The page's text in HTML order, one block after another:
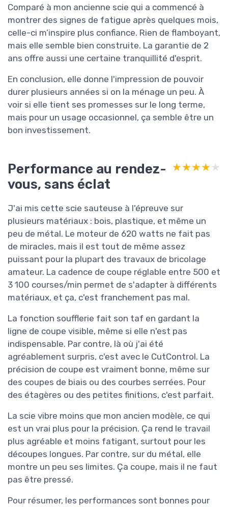
Comparé à mon ancienne scie qui a commencé à
montrer des signes de fatigue après quelques mois,
celle-ci m’inspire plus confiance. Rien de flamboyant,
mais elle semble bien construite. La garantie de 2
ans offre aussi une certaine tranquillité d'esprit.
En conclusion, elle donne l'impression de pouvoir
durer plusieurs années si on la ménage un peu. À
voir si elle tient ses promesses sur le long terme,
mais pour un usage occasionnel, ça semble être un
bon investissement.
Performance au rendez-
vous, sans éclat
★★★★★
★★★★★
J'ai mis cette scie sauteuse à l'épreuve sur
plusieurs matériaux : bois, plastique, et même un
peu de métal. Le moteur de 620 watts ne fait pas
de miracles, mais il est tout de même assez
puissant pour la plupart des travaux de bricolage
amateur. La cadence de coupe réglable entre 500 et
3 100 courses/min permet de s'adapter à différents
matériaux, et ça, c'est franchement pas mal.
La fonction soufflerie fait son taf en gardant la
ligne de coupe visible, même si elle n'est pas
indispensable. Par contre, là où j'ai été
agréablement surpris, c'est avec le CutControl. La
précision de coupe est vraiment bonne, même sur
des coupes de biais ou des courbes serrées. Pour
des étagères ou des petites finitions, c'est parfait.
La scie vibre moins que mon ancien modèle, ce qui
est un vrai plus pour la précision. Ça rend le travail
plus agréable et moins fatigant, surtout pour les
découpes longues. Par contre, sur du métal, elle
montre un peu ses limites. Ça coupe, mais il ne faut
pas être pressé.
Pour résumer, les performances sont bonnes pour